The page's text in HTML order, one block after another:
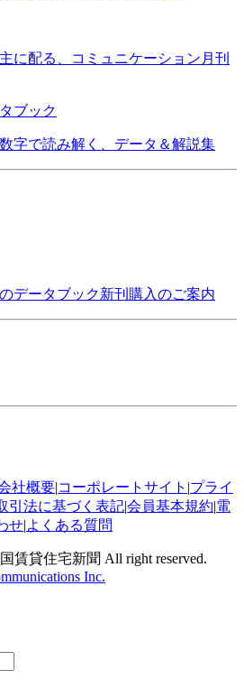
に配る、コミュニケーション月刊
字で読み解く、データ＆解説集
データブック新刊購入のご案内
社概要|コーポレートサイト |プライ
引法に基づく表記|会員基本規約|電
せ|よくある質問
賃貸住宅新聞 All right reserved.
Inc.